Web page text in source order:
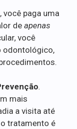
, você paga uma
de apenas
você
odontológico,
.
mais
a visita até
tratamento é